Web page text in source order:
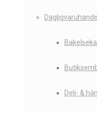
Dagligvaruhandel
Deli- &